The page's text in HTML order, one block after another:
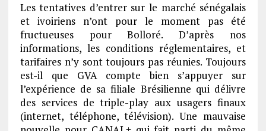
Les tentatives d’entrer sur le marché sénégalais
et ivoiriens n’ont pour le moment pas été
fructueuses pour Bolloré. D’après nos
informations, les conditions réglementaires, et
tarifaires n’y sont toujours pas réunies. Toujours
est-il que GVA compte bien s’appuyer sur
l’expérience de sa filiale Brésilienne qui délivre
des services de triple-play aux usagers finaux
(internet, téléphone, télévision). Une mauvaise